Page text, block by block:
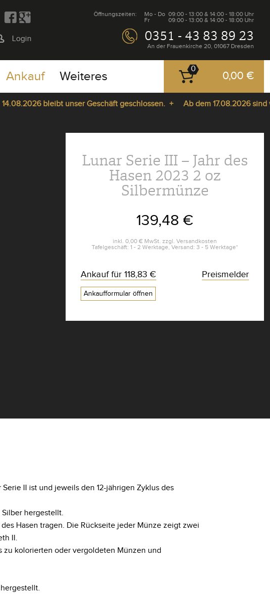
Login
Mo - Do 09:00 - 13:00 & 14:00 - 18:00 Uhr
Fr
09:00 - 13:00 & 14:00 - 18:00 Uhr
Öffnungszeiten:
0351 - 43 83 89 23
An der Frauenkirche 20, 01067 Dresden
Ankauf Weiteres
0
0,00 €
bleibt unser Geschäft geschlossen. +
Ab dem 17.08.2026 sind wir
Lunar Serie III – Jahr des
Hasen 2023 2 oz
Silbermünze
139,48 €
inkl. 0,00 € MwSt. zzgl. Versandkosten
Tafelgeschäft: 1 - 2 Werktage, Versand: 3 - 5 Werktage*
Ankauf für 118,83 €
Ankaufformular öffnen
Preismelder
II ist und jeweils den 12-jährigen Zyklus des
hergestellt.
Hasen tragen. Die Rückseite jeder Münze zeigt zwei
II.
zu kolorierten oder vergoldeten Münzen und